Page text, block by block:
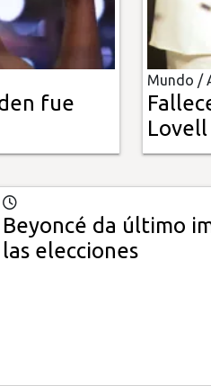
fue
Mundo /
Lovell
Beyoncé da último
las elecciones